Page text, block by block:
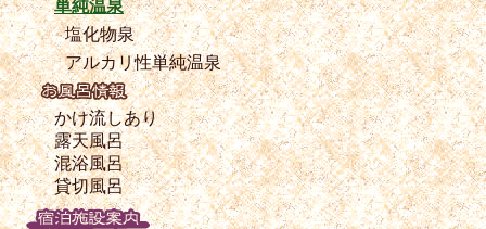
単純温泉
塩化物泉
アルカリ性単純温泉
かけ流しあり
露天風呂
混浴風呂
貸切風呂